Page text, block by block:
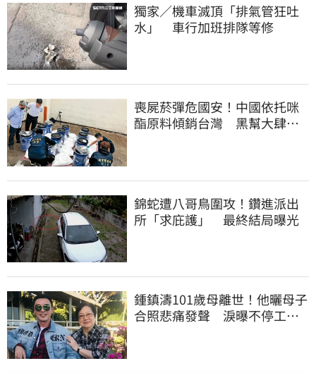
獨家／機車滅頂「排氣管狂吐
水」 車行加班排隊等修
喪屍菸彈危國安！中國依托咪
酯原料傾銷台灣 黑幫大肆走
錦蛇遭八哥鳥圍攻！鑽進派出
所「求庇護」 最終結局曝光
鍾鎮濤101歲母離世！他曬母子
合照悲痛發聲 淚曝不停工原